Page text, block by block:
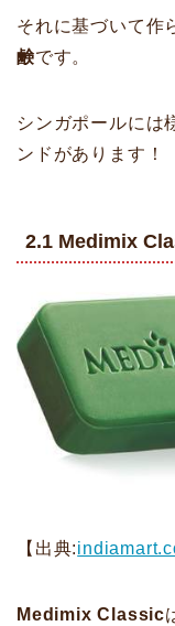
それに基づいて作
鹸です。
シンガポールには
ンドがあります！
2.1 Medimix
【出典:
Medimix Classic